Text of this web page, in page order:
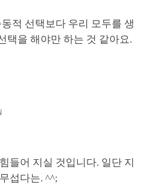
적 선택보다 우리 모두를 생
택을 해야만 하는 것 같아요.
들어 지실 것입니다. 일단 지
섭다는. ^^;